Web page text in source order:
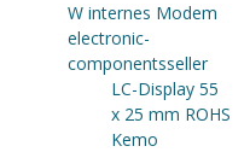
W internes Modem
electronic-
componentsseller
LC-Display 55
x 25 mm ROHS
Kemo